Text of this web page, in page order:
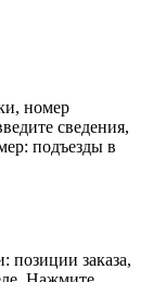
номер
сведения,
подъезды в
позиции заказа,